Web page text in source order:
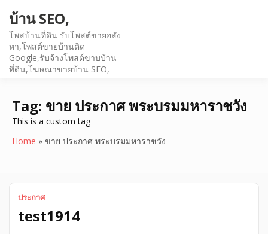
บ้าน SEO,
โพสบ้านที่ดิน รับโพสต์ขายอสัง
หา,โพสต์ขายบ้านติด
Google,รับจ้างโพสต์ขาบบ้าน-
ที่ดิน,โฆษณาขายบ้าน SEO,
Tag: ขาย ประกาศ พระบรมมหาราชวัง
This is a custom tag
Home » ขาย ประกาศ พระบรมมหาราชวัง
ประกาศ
test1914